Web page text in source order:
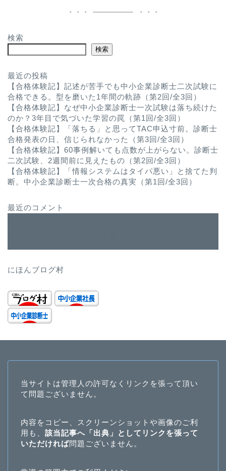
検索
検索
最近の投稿
【合格体験記】記述が苦手でも中小企業診断士二次試験に
合格できる。型を磨いた1年間の軌跡（第2回/全3回）
【合格体験記】なぜ中小企業診断士一次試験は落ち続けた
のか？3年目で気づいた学習の罠（第1回/全3回）
【合格体験記】「落ちる」と思ってTAC申込寸前。診断士
合格発表の日、信じられなかった（第3回/全3回）
【合格体験記】60事例解いても点数が上がらない。診断士
二次試験、2週間前に見えたもの（第2回/全3回）
【合格体験記】「情報システムはタイパ悪い」と捨てた判
断。中小企業診断士一次合格の真実（第1回/全3回）
最近のコメント
にほんブログ村
当サイトは管理人の許可なくリンクを張って頂い
て問題ございません。
内容をコピー、スクリーンショットや画像のご利
用も、 該当記事へ「出典」としてリンクを張って
いただければ問題ございません。